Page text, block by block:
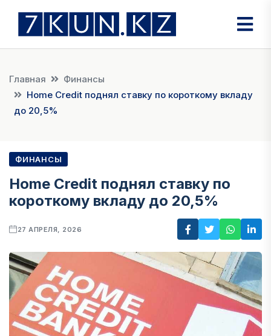
Главная
Финансы
Home Credit поднял ставку по короткому вкладу
до 20,5%
ФИНАНСЫ
Home Credit поднял ставку по
короткому вкладу до 20,5%
27 АПРЕЛЯ, 2026